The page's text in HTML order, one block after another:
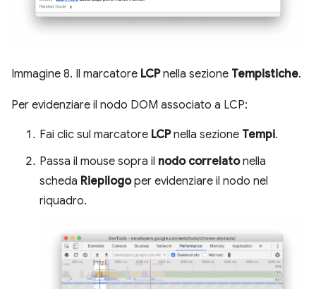
Immagine 8. Il marcatore LCPnella sezione Tempistiche.
Per evidenziare il nodo DOM associato a LCP:
Fai clic sul marcatore LCPnella sezione Tempi.
Passa il mouse sopra il nodo correlatonella
scheda Riepilogoper evidenziare il nodo nel
riquadro.